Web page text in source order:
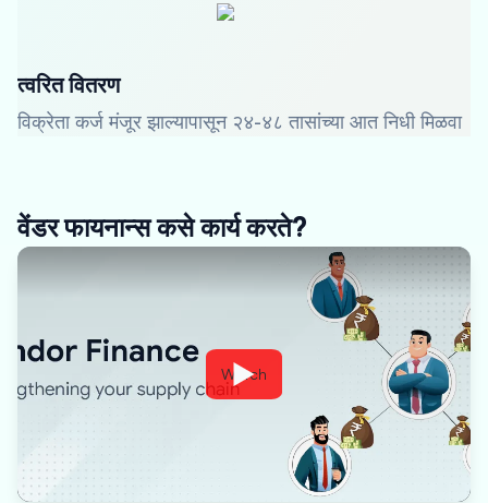
त्वरित वितरण
विक्रेता कर्ज मंजूर झाल्यापासून २४-४८ तासांच्या आत निधी मिळवा
वेंडर फायनान्स कसे कार्य करते?
Watch